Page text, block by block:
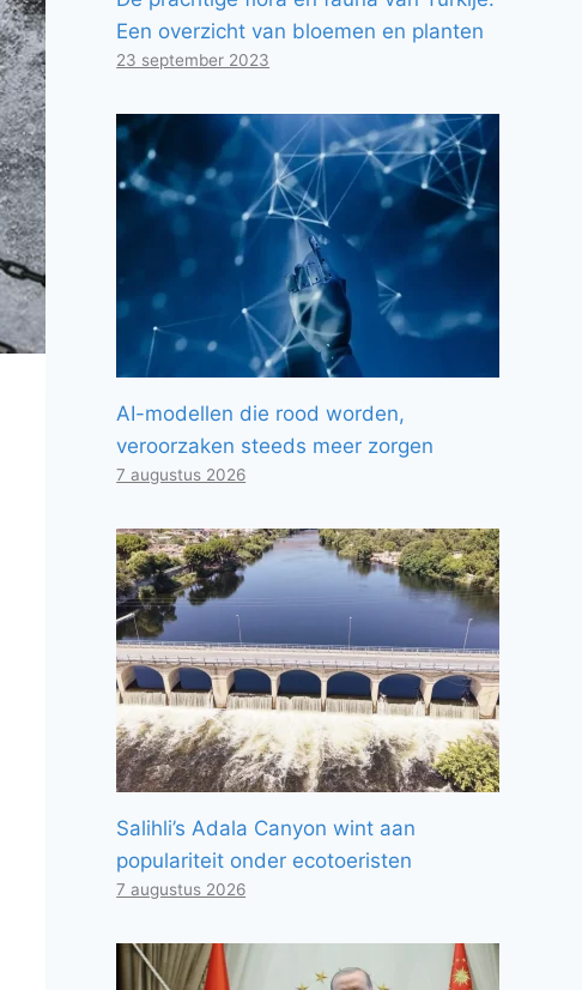
Een overzicht van bloemen en planten
23 september 2023
AI-modellen die rood worden,
veroorzaken steeds meer zorgen
7 augustus 2026
Salihli’s Adala Canyon wint aan
populariteit onder ecotoeristen
7 augustus 2026